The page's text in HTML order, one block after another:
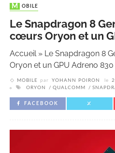
MOBILE
Le Snapdragon 8
cœurs Oryon et un
Accueil» Le Snapdragon 8
Oryon et un GPU Adreno 830
MOBILE par YOHANN POIRON le
ORYON
QUALCOMM
FACEBOOK